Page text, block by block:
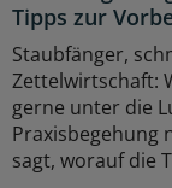
Tipps zur
Staubfänger,
Zettelwirtschaft:
gerne unter die
Praxisbegehung
sagt, worauf die